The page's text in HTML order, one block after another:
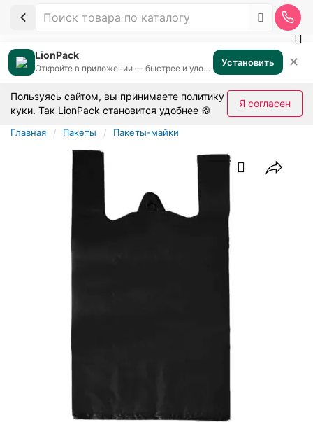
LionPack
Откройте в приложении — быстрее и удобнее Установить ✕
Пользуясь сайтом, вы принимаете политику
куки. Так LionPack становится удобнее 🍪
Я согласен
Главная Пакеты Пакеты-майки